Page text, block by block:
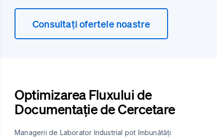
Consultați ofertele noastre
Optimizarea Fluxului de
Documentație de Cercetare
Managerii de Laborator Industrial pot îmbunătăți